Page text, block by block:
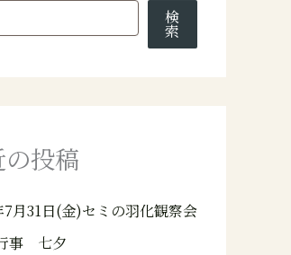
検
索
投稿
7月31日(金)セミの羽化観察会
事 七夕